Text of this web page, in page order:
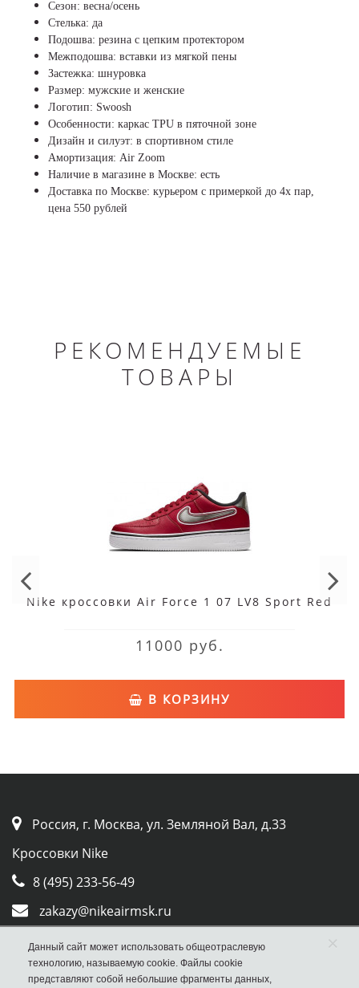
Сезон: весна/осень
Стелька: да
Подошва: резина с цепким протектором
Межподошва: вставки из мягкой пены
Застежка: шнуровка
Размер: мужские и женские
Логотип: Swoosh
Особенности: каркас TPU в пяточной зоне
Дизайн и силуэт: в спортивном стиле
Амортизация: Air Zoom
Наличие в магазине в Москве: есть
Доставка по Москве: курьером с примеркой до 4х пар,
цена 550 рублей
РЕКОМЕНДУЕМЫЕ
ТОВАРЫ
Nike кроссовки Air Force 1 07 LV8 Sport Red
11000 руб.
В КОРЗИНУ
Россия, г. Москва, ул. Земляной Вал, д.33
Кроссовки Nike
8 (495) 233-56-49
zakazy@nikeairmsk.ru
Whatsapp
Viber
Данный сайт может использовать общеотраслевую
технологию, называемую cookie. Файлы cookie
представляют собой небольшие фрагменты данных,
×